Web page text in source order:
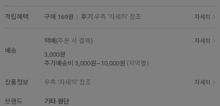
적립혜택 구매 169원 | 후기 우측 '자세히' 참조 자세히
배송
택배(주문 시 결제 ) 자세히
3,000원
추가배송비 3,000원~10,000원 (지역별)
상품정보 우측 '자세히' 참조 자세히
브랜드 기타 원단